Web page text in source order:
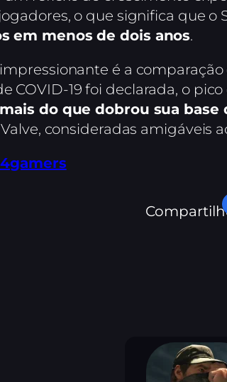
o que significa que
em menos de dois anos.
é a
COVID-19 foi declarada, o
mais do que dobrou sua base
consideradas amigáveis